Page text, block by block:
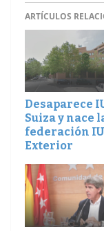
ARTÍCULOS
Desaparece
Suiza y nace
federación
Exterior